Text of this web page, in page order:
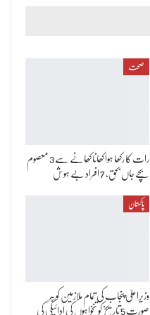
صحت
رات کا رکھا ہوا کھانا کھانے سے 3 معصوم
بچے جاں بحق، 7 افراد بے ہوش
پاکستان
وزیراعلیٰ پنجاب کی تمام ملازمین کو ہر
صورت 5 تاریخ کو تنخواہوں کی ادائیگی کی